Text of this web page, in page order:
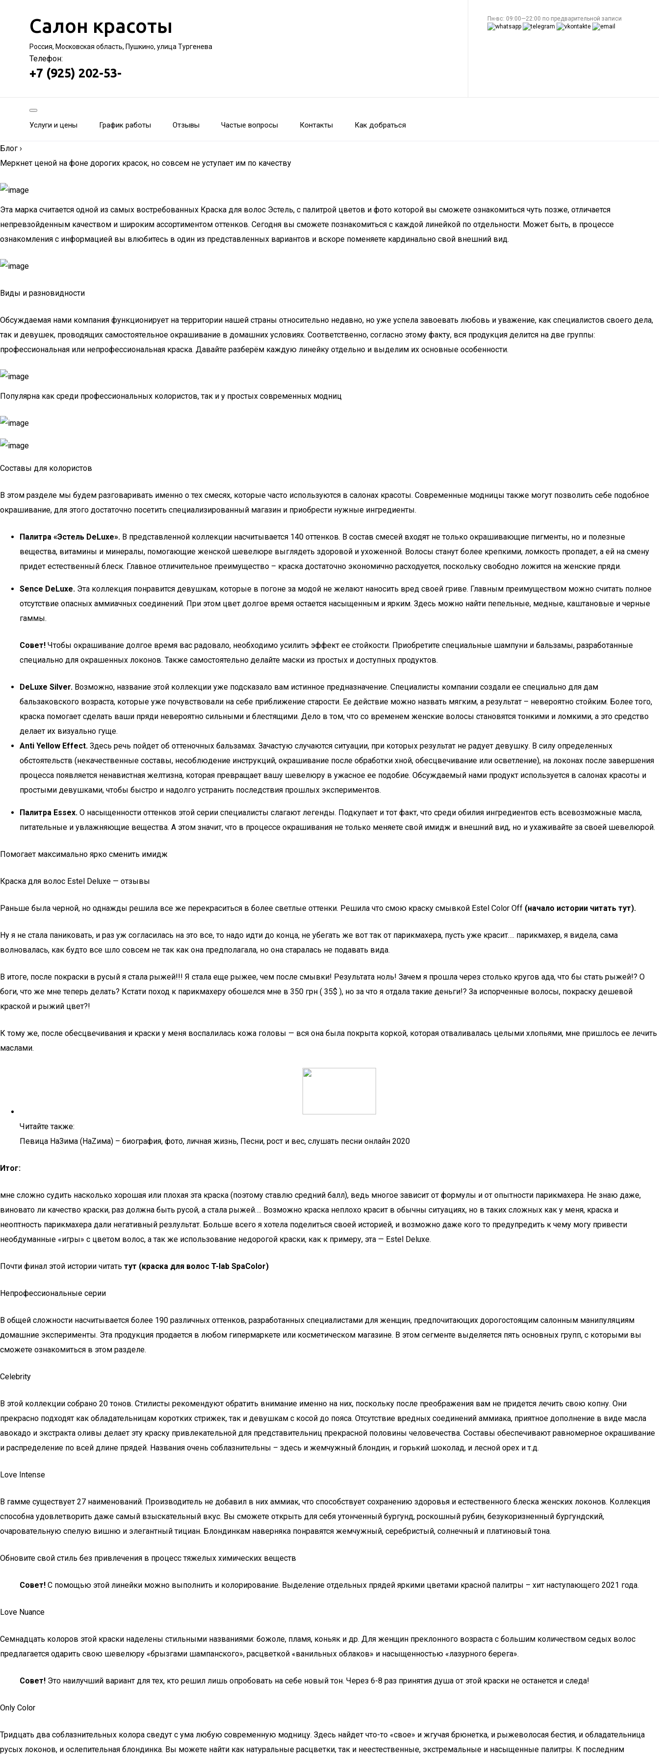
Салон красоты
Россия, Московская область, Пушкино, улица Тургенева
Телефон:
+7 (925) 202-53-
Пн-вс: 09:00—22:00 по предварительной записи
Услуги и цены График работы Отзывы Частые вопросы Контакты Как добраться
Блог ›
Меркнет ценой на фоне дорогих красок, но совсем не уступает им по качеству
Эта марка считается одной из самых востребованных Краска для волос Эстель, с палитрой цветов и фото которой вы сможете ознакомиться чуть позже, отличается
непревзойденным качеством и широким ассортиментом оттенков. Сегодня вы сможете познакомиться с каждой линейкой по отдельности. Может быть, в процессе
ознакомления с информацией вы влюбитесь в один из представленных вариантов и вскоре поменяете кардинально свой внешний вид.
Виды и разновидности
Обсуждаемая нами компания функционирует на территории нашей страны относительно недавно, но уже успела завоевать любовь и уважение, как специалистов своего дела,
так и девушек, проводящих самостоятельное окрашивание в домашних условиях. Соответственно, согласно этому факту, вся продукция делится на две группы:
профессиональная или непрофессиональная краска. Давайте разберём каждую линейку отдельно и выделим их основные особенности.
Популярна как среди профессиональных колористов, так и у простых современных модниц
Составы для колористов
В этом разделе мы будем разговаривать именно о тех смесях, которые часто используются в салонах красоты. Современные модницы также могут позволить себе подобное
окрашивание, для этого достаточно посетить специализированный магазин и приобрести нужные ингредиенты.
Палитра «Эстель DeLuxe». В представленной коллекции насчитывается 140 оттенков. В состав смесей входят не только окрашивающие пигменты, но и полезные
вещества, витамины и минералы, помогающие женской шевелюре выглядеть здоровой и ухоженной. Волосы станут более крепкими, ломкость пропадет, а ей на смену
придет естественный блеск. Главное отличительное преимущество – краска достаточно экономично расходуется, поскольку свободно ложится на женские пряди.
Sence DeLuxe. Эта коллекция понравится девушкам, которые в погоне за модой не желают наносить вред своей гриве. Главным преимуществом можно считать полное
отсутствие опасных аммиачных соединений. При этом цвет долгое время остается насыщенным и ярким. Здесь можно найти пепельные, медные, каштановые и черные
гаммы.
Совет! Чтобы окрашивание долгое время вас радовало, необходимо усилить эффект ее стойкости. Приобретите специальные шампуни и бальзамы, разработанные
специально для окрашенных локонов. Также самостоятельно делайте маски из простых и доступных продуктов.
DeLuxe Silver. Возможно, название этой коллекции уже подсказало вам истинное предназначение. Специалисты компании создали ее специально для дам
бальзаковского возраста, которые уже почувствовали на себе приближение старости. Ее действие можно назвать мягким, а результат – невероятно стойким. Более того,
краска помогает сделать ваши пряди невероятно сильными и блестящими. Дело в том, что со временем женские волосы становятся тонкими и ломкими, а это средство
делает их визуально гуще.
Anti Yellow Effect. Здесь речь пойдет об оттеночных бальзамах. Зачастую случаются ситуации, при которых результат не радует девушку. В силу определенных
обстоятельств (некачественные составы, несоблюдение инструкций, окрашивание после обработки хной, обесцвечивание или осветление), на локонах после завершения
процесса появляется ненавистная желтизна, которая превращает вашу шевелюру в ужасное ее подобие. Обсуждаемый нами продукт используется в салонах красоты и
простыми девушками, чтобы быстро и надолго устранить последствия прошлых экспериментов.
Палитра Essex. О насыщенности оттенков этой серии специалисты слагают легенды. Подкупает и тот факт, что среди обилия ингредиентов есть всевозможные масла,
питательные и увлажняющие вещества. А этом значит, что в процессе окрашивания не только меняете свой имидж и внешний вид, но и ухаживайте за своей шевелюрой.
Помогает максимально ярко сменить имидж
Краска для волос Estel Deluxe — отзывы
Раньше была черной, но однажды решила все же перекраситься в более светлые оттенки. Решила что смою краску смывкой Estel Color Off (начало истории читать тут).
Ну я не стала паниковать, и раз уж согласилась на это все, то надо идти до конца, не убегать же вот так от парикмахера, пусть уже красит…. парикмахер, я видела, сама
волновалась, как будто все шло совсем не так как она предполагала, но она старалась не подавать вида.
В итоге, после покраски в русый я стала рыжей!!! Я стала еще рыжее, чем после смывки! Результата ноль! Зачем я прошла через столько кругов ада, что бы стать рыжей!? О
боги, что же мне теперь делать? Кстати поход к парикмахеру обошелся мне в 350 грн ( 35$ ), но за что я отдала такие деньги!? За испорченные волосы, покраску дешевой
краской и рыжий цвет?!
К тому же, после обесцвечивания и краски у меня воспалилась кожа головы — вся она была покрыта коркой, которая отваливалась целыми хлопьями, мне пришлось ее лечить
маслами.
Читайте также:
Певица НаЗима (НаZима) – биография, фото, личная жизнь, Песни, рост и вес, слушать песни онлайн 2020
Итог:
мне сложно судить насколько хорошая или плохая эта краска (поэтому ставлю средний балл), ведь многое зависит от формулы и от опытности парикмахера. Не знаю даже,
виновато ли качество краски, раз должна быть русой, а стала рыжей…. Возможно краска неплохо красит в обычны ситуациях, но в таких сложных как у меня, краска и
неоптность парикмахера дали негативный резлультат. Больше всего я хотела поделиться своей историей, и возможно даже кого то предупредить к чему могу привести
необдуманные «игры» с цветом волос, а так же использование недорогой краски, как к примеру, эта — Estel Deluxe.
Почти финал этой истории читать тут (краска для волос T-lab SpaColor)
Непрофессиональные серии
В общей сложности насчитывается более 190 различных оттенков, разработанных специалистами для женщин, предпочитающих дорогостоящим салонным манипуляциям
домашние эксперименты. Эта продукция продается в любом гипермаркете или косметическом магазине. В этом сегменте выделяется пять основных групп, с которыми вы
сможете ознакомиться в этом разделе.
Celebrity
В этой коллекции собрано 20 тонов. Стилисты рекомендуют обратить внимание именно на них, поскольку после преображения вам не придется лечить свою копну. Они
прекрасно подходят как обладательницам коротких стрижек, так и девушкам с косой до пояса. Отсутствие вредных соединений аммиака, приятное дополнение в виде масла
авокадо и экстракта оливы делает эту краску привлекательной для представительниц прекрасной половины человечества. Составы обеспечивают равномерное окрашивание
и распределение по всей длине прядей. Названия очень соблазнительны – здесь и жемчужный блондин, и горький шоколад, и лесной орех и т.д.
Love Intense
В гамме существует 27 наименований. Производитель не добавил в них аммиак, что способствует сохранению здоровья и естественного блеска женских локонов. Коллекция
способна удовлетворить даже самый взыскательный вкус. Вы сможете открыть для себя утонченный бургунд, роскошный рубин, безукоризненный бургундский,
очаровательную спелую вишню и элегантный тициан. Блондинкам наверняка понравятся жемчужный, серебристый, солнечный и платиновый тона.
Обновите свой стиль без привлечения в процесс тяжелых химических веществ
Совет! С помощью этой линейки можно выполнить и колорирование. Выделение отдельных прядей яркими цветами красной палитры – хит наступающего 2021 года.
Love Nuance
Семнадцать колоров этой краски наделены стильными названиями: божоле, пламя, коньяк и др. Для женщин преклонного возраста с большим количеством седых волос
предлагается одарить свою шевелюру «брызгами шампанского», расцветкой «ванильных облаков» и насыщенностью «лазурного берега».
Совет! Это наилучший вариант для тех, кто решил лишь опробовать на себе новый тон. Через 6-8 раз принятия душа от этой краски не останется и следа!
Only Color
Тридцать два соблазнительных колора сведут с ума любую современную модницу. Здесь найдет что-то «свое» и жгучая брюнетка, и рыжеволосая бестия, и обладательница
русых локонов, и ослепительная блондинка. Вы можете найти как натуральные расцветки, так и неестественные, экстремальные и насыщенные палитры. К последним